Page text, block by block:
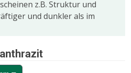
z.B. Struktur und
und dunkler als im
Es bietet dem Anwender
z.B. bei den Formularen